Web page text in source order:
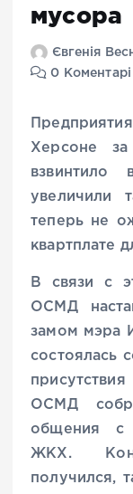
мусора
Євгенія
0 Коментарі
Херсоне
взвинтило
увеличили
теперь не
квартплате
В связи с
ОСМД
замом мэра
состоялась
ОСМД
общения с
ЖКХ.
получился,